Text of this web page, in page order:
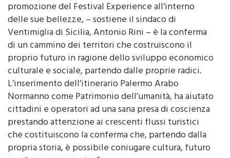
promozione del Festival Experience all’interno
delle sue bellezze, – sostiene il sindaco di
Ventimiglia di Sicilia, Antonio Rini – è la conferma
di un cammino dei territori che costruiscono il
proprio futuro in ragione dello sviluppo economico
culturale e sociale, partendo dalle proprie radici.
L’inserimento dell’itinerario Palermo Arabo
Normanno come Patrimonio dell’umanità, ha aiutato
cittadini e operatori ad una sana presa di coscienza
prestando attenzione ai crescenti flussi turistici
che costituiscono la conferma che, partendo dalla
propria storia, è possibile coniugare cultura, futuro